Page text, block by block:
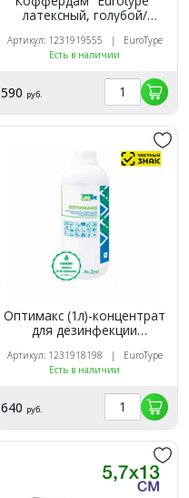
латексный, голубой/
Eurotype
Артикул: 1231919555 | EuroType
Есть в наличии
590 руб.
Оптимакс (1л)-концентрат
для дезинфекции
(Маркированный)
Артикул: 1231918198 | EuroType
Есть в наличии
640 руб.